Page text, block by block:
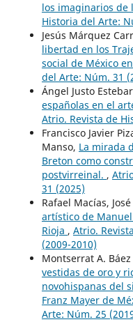
los imaginarios de
Historia del Arte:
Jesús Márquez
libertad en los
social de México
del Arte: Núm. 31
Ángel Justo
españolas en el
Atrio. Revista de
Francisco Javier
Manso, La mirada
Breton como
postvirreinal. ,
31 (2025)
Rafael Macías,
artístico de
Rioja , Atrio.
(2009-2010)
Montserrat A.
vestidas de oro y
novohispanas del
Franz Mayer de
Arte: Núm. 25